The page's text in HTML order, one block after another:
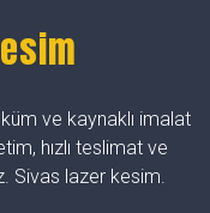
ve kaynaklı imalat
hızlı teslimat ve
Sivas lazer kesim.